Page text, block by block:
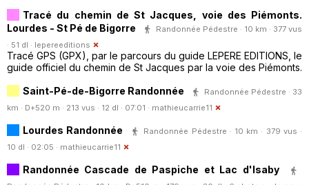
Tracé du chemin de St Jacques, voie des Piémonts.
Lourdes - St Pé de Bigorre
Randonnée Pédestre · 10 km · 377 vus
· 51 dl · lepereeditions
Tracé GPS (GPX), par le parcours du guide LEPERE EDITIONS, le
guide officiel du chemin de St Jacques par la voie des Piémonts.
Saint-Pé-de-Bigorre Randonnée
Randonnée Pédestre · 33
km · D+520 m · 213 vus · 12 dl · 07:01 · mathieucarrie11
Lourdes Randonnée
Randonnée Pédestre · 10 km · 379 vus ·
10 dl · 02:05 · mathieucarrie11
Randonnée Cascade de Paspiche et Lac d'Isaby